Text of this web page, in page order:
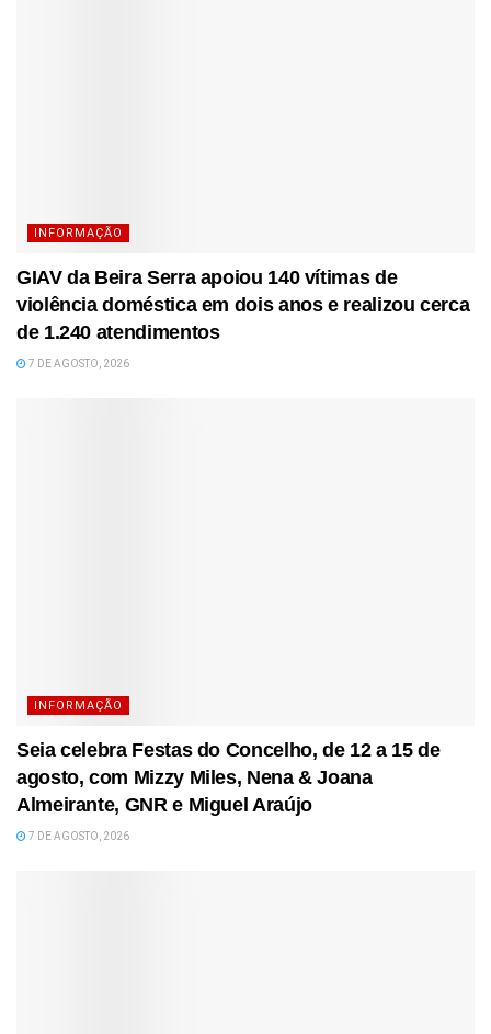
INFORMAÇÃO
GIAV da Beira Serra apoiou 140 vítimas de
violência doméstica em dois anos e realizou cerca
de 1.240 atendimentos
7 DE AGOSTO, 2026
INFORMAÇÃO
Seia celebra Festas do Concelho, de 12 a 15 de
agosto, com Mizzy Miles, Nena & Joana
Almeirante, GNR e Miguel Araújo
7 DE AGOSTO, 2026